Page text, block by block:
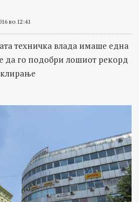
во 12:41
техничка влада имаше една
да го подобри лошиот рекорд